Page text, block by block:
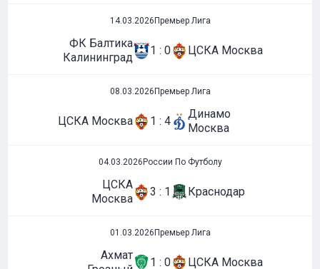
14.03.2026 Премьер Лига
ФК Балтика
Калининград
1 : 0 ЦСКА Москва
08.03.2026 Премьер Лига
ЦСКА Москва 1 : 4
Динамо
Москва
04.03.2026 России По Футболу
ЦСКА
Москва
3 : 1 Краснодар
01.03.2026 Премьер Лига
Ахмат
1 : 0 ЦСКА Москва